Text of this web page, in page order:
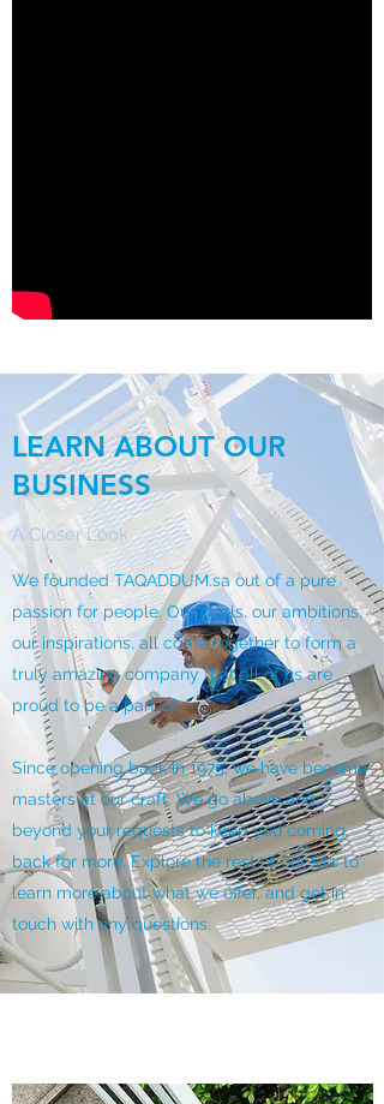
LEARN ABOUT OUR
BUSINESS
A Closer Look
We founded TAQADDUM.sa out of a pure
passion for people. Our goals, our ambitions,
our inspirations, all come together to form a
truly amazing company that all of us are
proud to be a part of.
Since opening back in 1975, we have become
masters at our craft. We go above and
beyond your requests to keep you coming
back for more. Explore the rest of our site to
learn more about what we offer, and get in
touch with any questions.